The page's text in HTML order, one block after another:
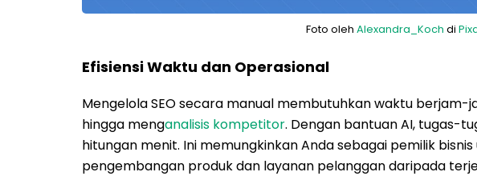
Foto oleh Alexandra_Koch di
Efisiensi Waktu dan Operasional
Mengelola SEO secara manual membutuhkan waktu berjam-
hingga menganalisis kompetitor. Dengan bantuan AI, tugas-
hitungan menit. Ini memungkinkan Anda sebagai pemilik
pengembangan produk dan layanan pelanggan daripada